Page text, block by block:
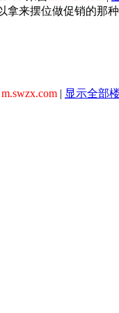
拿来摆位做促销的那
m.swzx.com | 显示全部